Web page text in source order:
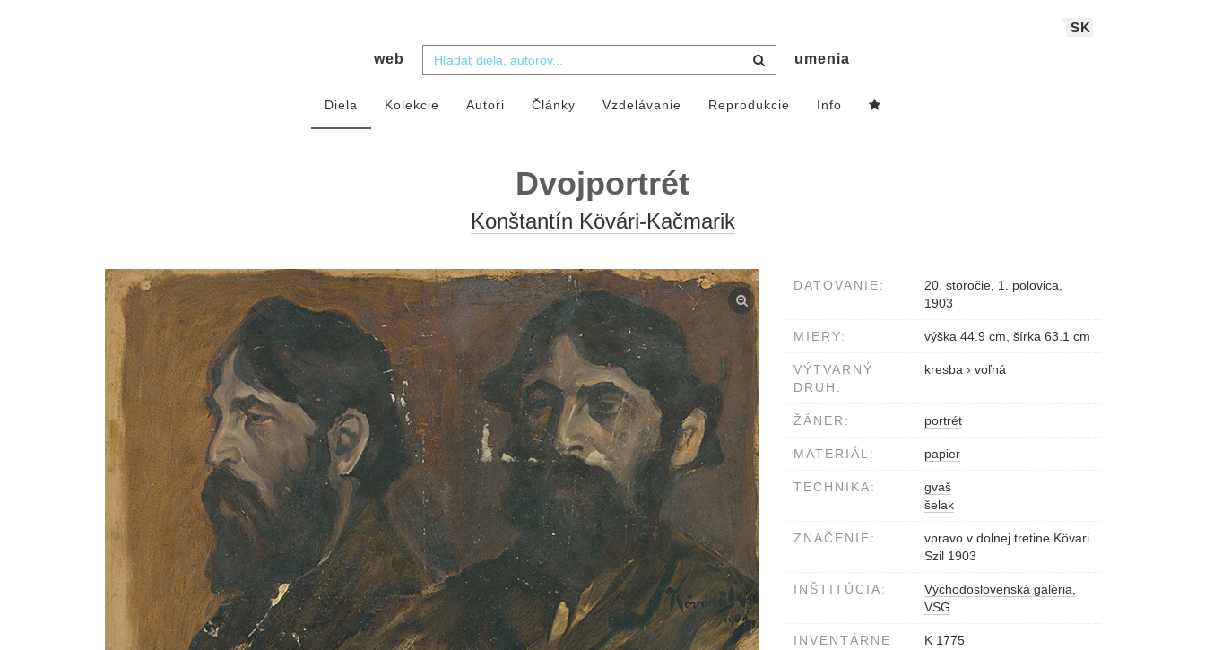
SK
web umenia
Diela Kolekcie Autori Články Vzdelávanie Reprodukcie Info
Dvojportrét
Konštantín Kövári-Kačmarik
DATOVANIE:
20. storočie, 1. polovica,
1903
MIERY: výška 44.9 cm, šírka 63.1 cm
VÝTVARNÝ
DRUH:
kresba › voľná
ŽÁNER: portrét
MATERIÁL: papier
TECHNIKA:
gvaš
šelak
ZNAČENIE:
vpravo v dolnej tretine Kövari
Szil 1903
INŠTITÚCIA:
Východoslovenská galéria,
VSG
INVENTÁRNE
K 1775